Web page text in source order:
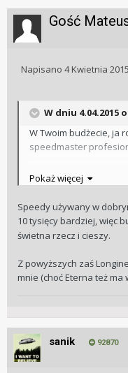
Gość
Napisano 4 Kwietnia 2015
W dniu 4.04.2015
W Twoim budżecie, ja
speedmaster
a z tych powyżej
klasyki longina, a 3
Pokaż więcej
Speedy używany w
10 tysięcy bardziej, więc
świetna rzecz i cieszy.
Z powyższych zaś
mnie (choć Eterna też
sanik 92870